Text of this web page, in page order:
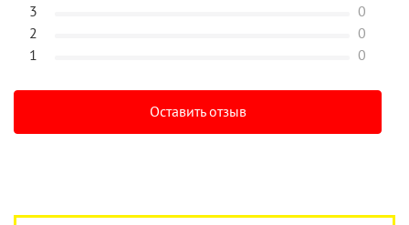
3
0
2
0
1
0
Оставить отзыв